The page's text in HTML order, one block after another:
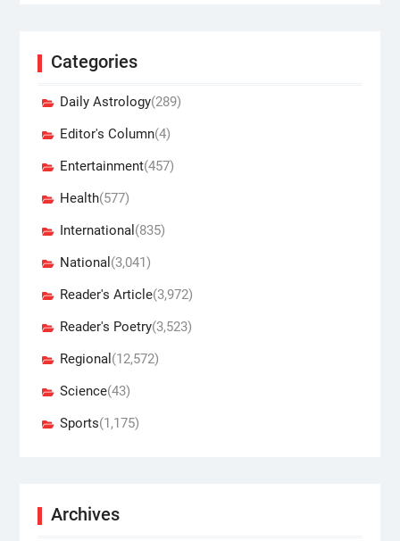
Categories
Daily Astrology(289)
Editor's Column(4)
Entertainment(457)
Health(577)
International (835)
National (3,041)
Reader's Article(3,972)
Reader's Poetry(3,523)
Regional (12,572)
Science(43)
Sports(1,175)
Archives